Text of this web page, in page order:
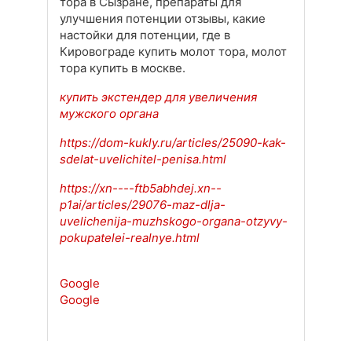
улучшения потенции отзывы, какие
настойки для потенции, где в
Кировограде купить молот тора, молот
тора купить в москве.
купить экстендер для увеличения
мужского органа
https://dom-kukly.ru/articles/25090-kak-
sdelat-uvelichitel-penisa.html
https://xn----ftb5abhdej.xn--
p1ai/articles/29076-maz-dlja-
uvelichenija-muzhskogo-organa-otzyvy-
pokupatelei-realnye.html
Google
Google